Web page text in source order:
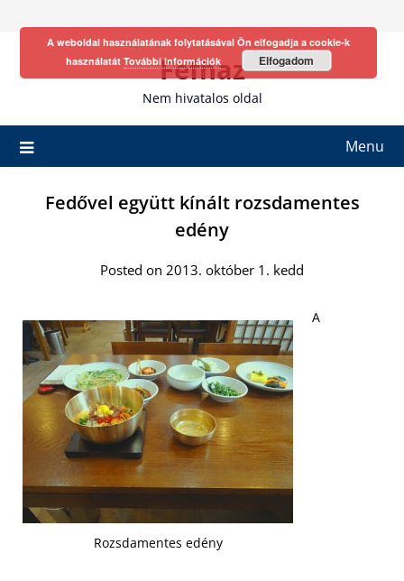
Fefhaz
Nem hivatalos oldal
Menu
Fedővel együtt kínált rozsdamentes
edény
Posted on 2013. október 1. kedd
Rozsdamentes edény
A
A weboldal használatának folytatásával Ön elfogadja a cookie-k
használatát További információk Elfogadom